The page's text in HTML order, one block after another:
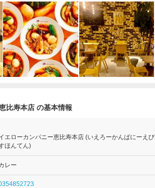
比寿本店 の基本情報
エローカンパニー恵比寿本店 (いえろーかんぱにーえび
ほんてん)
レー